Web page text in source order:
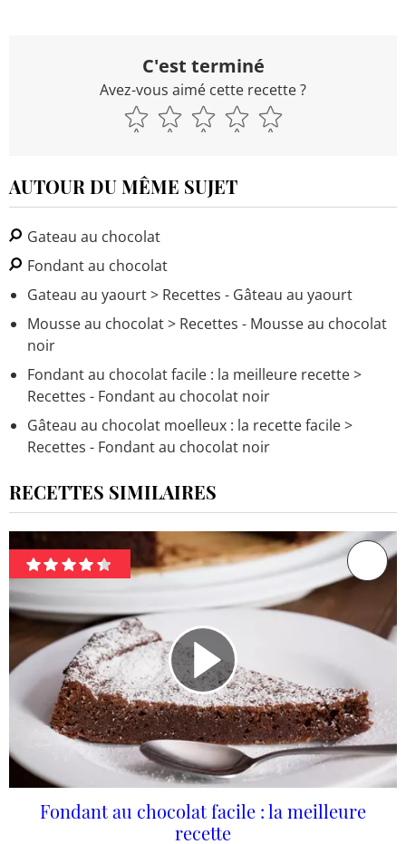
C'est terminé
Avez-vous aimé cette recette ?
AUTOUR DU MÊME SUJET
Gateau au chocolat
Fondant au chocolat
Gateau au yaourt> Recettes - Gâteau au yaourt
Mousse au chocolat> Recettes - Mousse au chocolat
noir
Fondant au chocolat facile : la meilleure recette>
Recettes - Fondant au chocolat noir
Gâteau au chocolat moelleux : la recette facile>
Recettes - Fondant au chocolat noir
RECETTES SIMILAIRES
Fondant au chocolat facile : la meilleure
recette